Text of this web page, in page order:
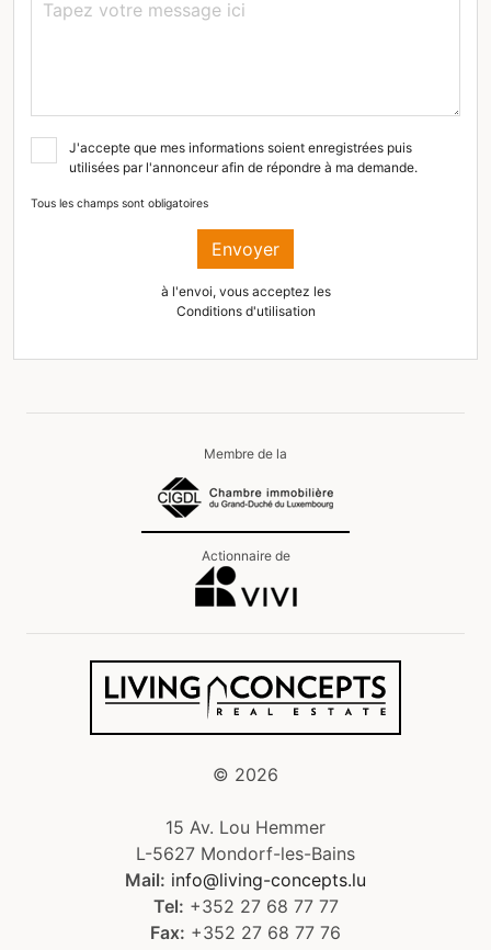
J'accepte que mes informations soient enregistrées puis
utilisées par l'annonceur afin de répondre à ma demande.
Tous les champs sont obligatoires
Envoyer
à l'envoi, vous acceptez les
Conditions d'utilisation
Membre de la
Actionnaire de
© 2026
15 Av. Lou Hemmer
L-5627 Mondorf-les-Bains
Mail: info@living-concepts.lu
Tel: +352 27 68 77 77
Fax: +352 27 68 77 76